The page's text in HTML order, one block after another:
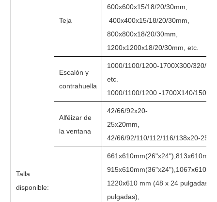
Talla
disponible:
Teja
600x600x15/18/20/30mm,
400x400x15/18/20/30mm,
800x800x18/20/30mm,
1200x1200x18/20/30mm, etc.
Escalón y
contrahuella
1000/1100/1200-1700X300/320/
etc.
1000/1100/1200 -1700X140/150/
Alféizar de
la ventana
42/66/92x20-
42/66/92/110/112/116/138x20-
1220x610 mm (48 x 24 pulgadas),
pulgadas),